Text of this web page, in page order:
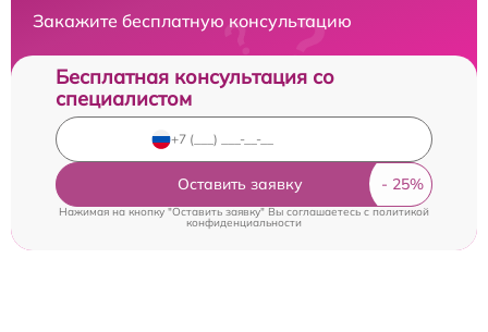
Закажите бесплатную консультацию
Бесплатная консультация со
специалистом
Оставить заявку
Нажимая на кнопку "Оставить заявку" Вы соглашаетесь cполитикой
конфиденциальности